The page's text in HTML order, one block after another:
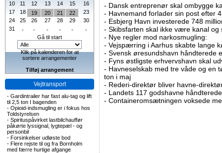
10
11 12 13 14 15
16
17
18 19 20 21 22
23
24
25 26 27 28 29
30
31
- - - - -
-
Gå til start
Klik på kalenderen for at
sortere arrangementer
Tilføj arrangement
Vejtransport
- Gardintrailer har fast alu-tag og lift
til 2,5 ton I bagenden
- Opioid-indsmugling er i fokus hos
Toldstyrelsen
- Spirituspåvirket lastbilchauffør
påkørte lyssignal, lygtepæl - og
personbil
- Forsinkelser udløste bod
- Flere rejste til og fra Bornholm
med færre hurtige afgange
- Dansk entreprenør skal ombygge
- Havnemand forlader sin post efter
- Esbjerg Havn investerede 748
- Skibsfarten skal ikke være kanal og
- Nye regler mod narkosmugling:
- Vejspærring i Aarhus skabte lange
- Svensk øresundshavn håndterede
- Fyns østligste erhvervshavn skal
- Havneselskab med tre våde og en
ton i maj
- Rederi-direktør bliver havne-
- Landets 117 godshavne
- Containeromsætningen voksede